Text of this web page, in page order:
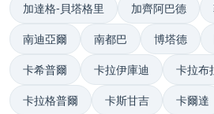
加達格-貝塔格里 加齊阿巴德
南迪亞爾 南都巴 博塔德
卡希普爾 卡拉伊庫迪 卡拉布
卡拉格普爾 卡斯甘吉 卡爾達